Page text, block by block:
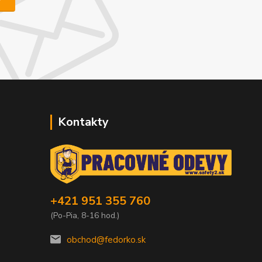
Kontakty
+421 951 355 760
(Po-Pia, 8-16 hod.)
obchod@fedorko.sk